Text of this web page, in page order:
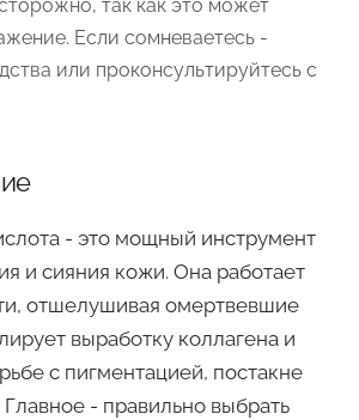
так как это может
Если сомневаетесь -
или проконсультируйтесь с
- это мощный инструмент
и сияния кожи. Она работает
отшелушивая омертвевшие
выработку коллагена и
с пигментацией, постакне
- правильно выбрать